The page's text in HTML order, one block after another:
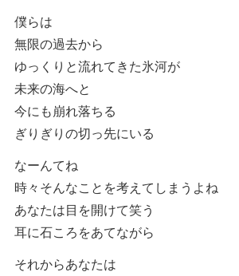
僕らは
無限の過去から
ゆっくりと流れてきた氷河が
未来の海へと
今にも崩れ落ちる
ぎりぎりの切っ先にいる
なーんてね
時々そんなことを考えてしまうよね
あなたは目を開けて笑う
耳に石ころをあてながら
それからあなたは